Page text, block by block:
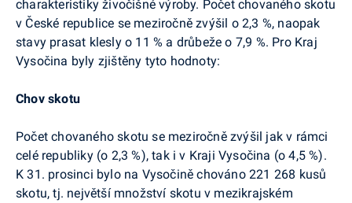
charakteristiky živočišné výroby. Počet chovaného skotu
v České republice se meziročně zvýšil o 2,3 %, naopak
stavy prasat klesly o 11 % a drůbeže o 7,9 %. Pro Kraj
Vysočina byly zjištěny tyto hodnoty:
Chov skotu
Počet chovaného skotu se meziročně zvýšil jak v rámci
celé republiky (o 2,3 %), tak i v Kraji Vysočina (o 4,5 %).
K 31. prosinci bylo na Vysočině chováno 221 268 kusů
skotu, tj. největší množství skotu v mezikrajském